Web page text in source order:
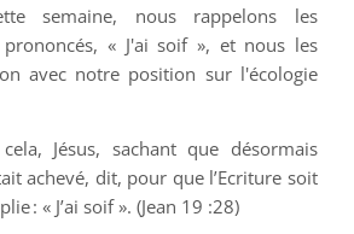
semaine, nous rappelons les
« J'ai soif », et nous les
avec notre position sur l'écologie
Jésus, sachant que désormais
achevé, dit, pour que l’Ecriture soit
: « J’ai soif ». (Jean 19 :28)